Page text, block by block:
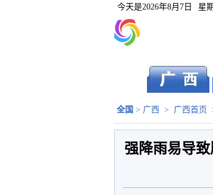
今天是2026年8月7日 星
全国 > 广西 > 广西首页
强降雨易导